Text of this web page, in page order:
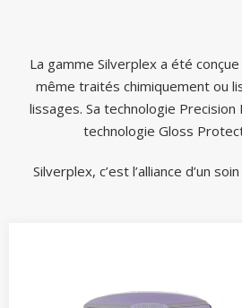
La gamme Silverplex a été
même traités chimiquement ou
lissages. Sa technologie
technologie Gloss
Silverplex, c’est l’alliance d’un